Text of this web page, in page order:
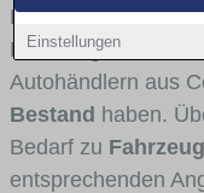
Einstellungen
Fahrertypen die
Fahrzeuge
Autohändlern aus
Bestand haben.
Bedarf zu
entsprechenden